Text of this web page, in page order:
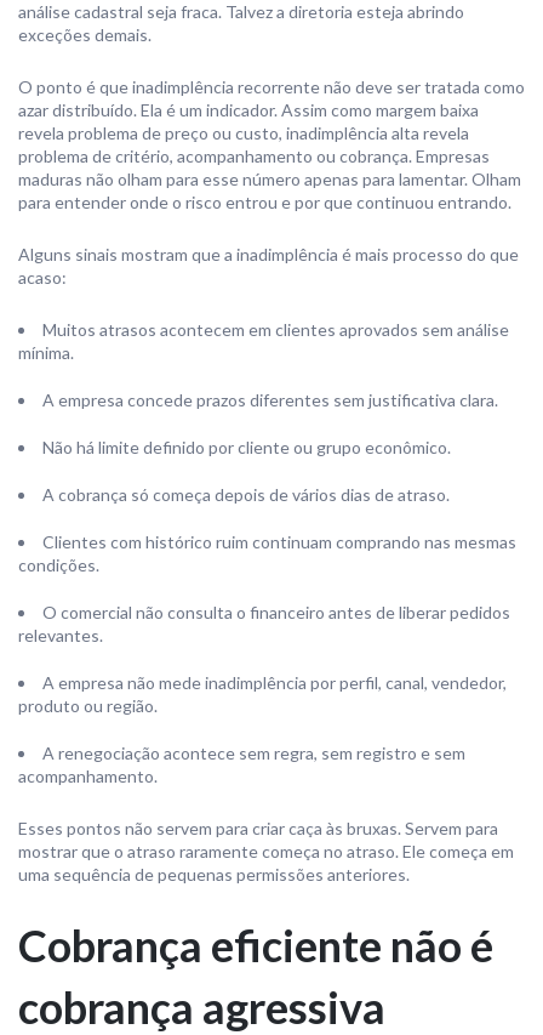
análise cadastral seja fraca. Talvez a diretoria esteja abrindo
exceções demais.
O ponto é que inadimplência recorrente não deve ser tratada como
azar distribuído. Ela é um indicador. Assim como margem baixa
revela problema de preço ou custo, inadimplência alta revela
problema de critério, acompanhamento ou cobrança. Empresas
maduras não olham para esse número apenas para lamentar. Olham
para entender onde o risco entrou e por que continuou entrando.
Alguns sinais mostram que a inadimplência é mais processo do que
acaso:
Muitos atrasos acontecem em clientes aprovados sem análise
mínima.
A empresa concede prazos diferentes sem justificativa clara.
Não há limite definido por cliente ou grupo econômico.
A cobrança só começa depois de vários dias de atraso.
Clientes com histórico ruim continuam comprando nas mesmas
condições.
O comercial não consulta o financeiro antes de liberar pedidos
relevantes.
A empresa não mede inadimplência por perfil, canal, vendedor,
produto ou região.
A renegociação acontece sem regra, sem registro e sem
acompanhamento.
Esses pontos não servem para criar caça às bruxas. Servem para
mostrar que o atraso raramente começa no atraso. Ele começa em
uma sequência de pequenas permissões anteriores.
Cobrança eficiente não é
cobrança agressiva